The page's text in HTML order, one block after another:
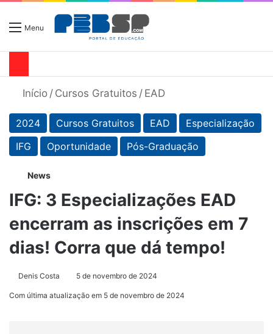
Menu
Início / Cursos Gratuitos / EAD
2024 Cursos Gratuitos EAD
Especialização
IFG
Oportunidade Pós-Graduação
News
IFG: 3 Especializações EAD
encerram as inscrições em 7
dias! Corra que dá tempo!
Denis Costa 5 de novembro de 2024
Com última atualização em 5 de novembro de 2024